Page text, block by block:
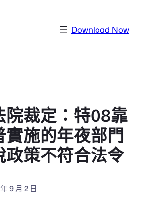
Download Now
院裁定：特08靠
實施的年夜部門
政策不符合法令
9 月 2 日